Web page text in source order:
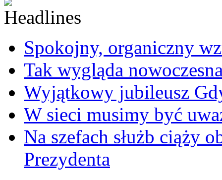
Spokojny, organiczny
Tak wygląda
Wyjątkowy jubileusz
W sieci musimy być
Na szefach służb ciąży
Prezydenta